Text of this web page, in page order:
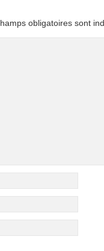
obligatoires sont